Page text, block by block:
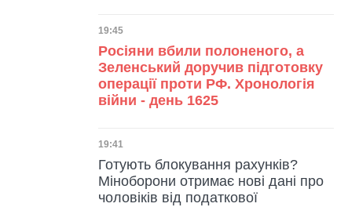
Дата публікації
19:45
Росіяни вбили полоненого, а
Зеленський доручив підготовку
операції проти РФ. Хронологія
війни - день 1625
Дата публікації
19:41
Готують блокування рахунків?
Міноборони отримає нові дані про
чоловіків від податкової